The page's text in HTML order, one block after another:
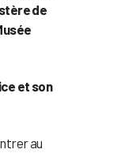
de
et son
au